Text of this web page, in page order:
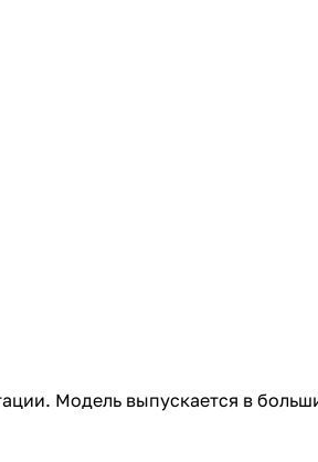
Модель выпускается в